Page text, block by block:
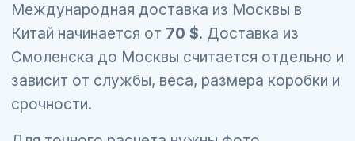
Международная доставка из Москвы в
Китай начинается от 70 $. Доставка из
Смоленска до Москвы считается отдельно и
зависит от службы, веса, размера коробки и
срочности.